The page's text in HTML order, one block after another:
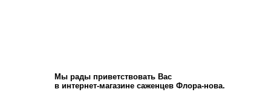
Мы рады приветствовать Вас
в интернет-магазине саженцев Флора-нова.